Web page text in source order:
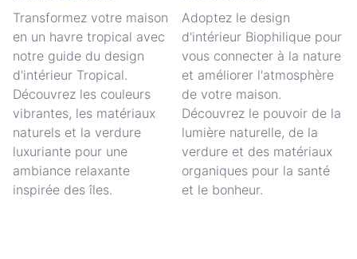
Transformez votre maison
en un havre tropical avec
notre guide du design
d'intérieur Tropical.
Découvrez les couleurs
vibrantes, les matériaux
naturels et la verdure
luxuriante pour une
ambiance relaxante
inspirée des îles.
Adoptez le design
d'intérieur Biophilique pour
vous connecter à la nature
et améliorer l'atmosphère
de votre maison.
Découvrez le pouvoir de la
lumière naturelle, de la
verdure et des matériaux
organiques pour la santé
et le bonheur.